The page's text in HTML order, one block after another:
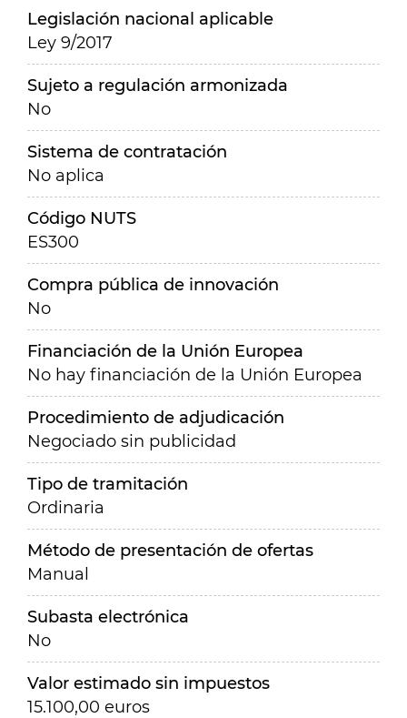
Legislación nacional aplicable
Ley 9/2017
Sujeto a regulación armonizada
No
Sistema de contratación
No aplica
Código NUTS
ES300
Compra pública de innovación
No
Financiación de la Unión Europea
No hay financiación de la Unión Europea
Procedimiento de adjudicación
Negociado sin publicidad
Tipo de tramitación
Ordinaria
Método de presentación de ofertas
Manual
Subasta electrónica
No
Valor estimado sin impuestos
15.100,00 euros